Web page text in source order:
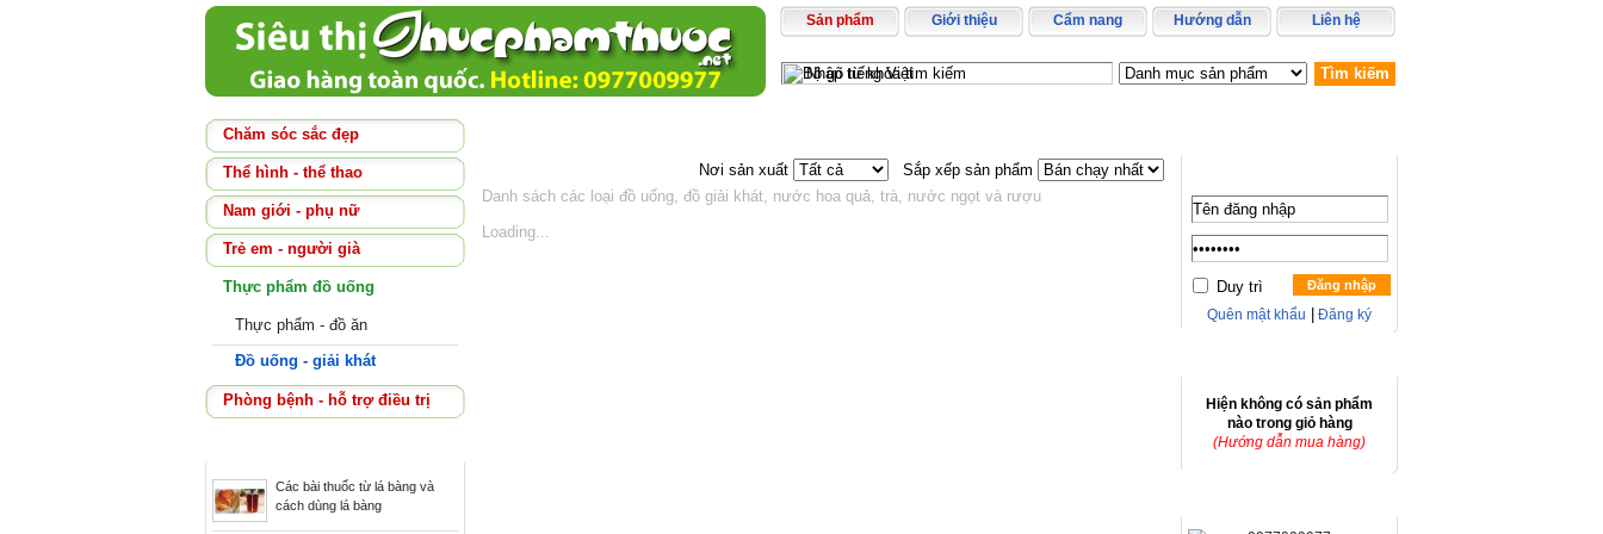
Sản phẩm Giới thiệu Cẩm nang Hướng dẫn Liên hệ
Tìm kiếm
Chăm sóc sắc đẹp
Thể hình - thể thao
Nam giới - phụ nữ
Trẻ em - người già
Thực phẩm đồ uống
Thực phẩm - đồ ăn
Đồ uống - giải khát
Phòng bệnh - hỗ trợ điều trị
Các bài thuốc từ lá bàng và
cách dùng lá bàng
Nơi sản xuất
Sắp xếp sản phẩm
Danh sách các loại đồ uống, đồ giải khát, nước hoa quả, trà, nước ngọt và rượu
Loading...
Duy trì Đăng nhập
Quên mật khẩu Đăng ký
Hiện không có sản phẩm
nào trong giỏ hàng
(Hướng dẫn mua hàng)